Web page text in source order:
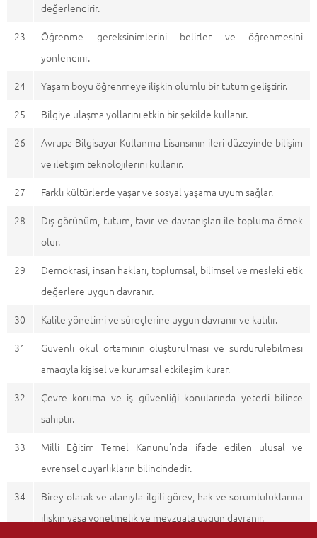
değerlendirir.
23
Öğrenme gereksinimlerini belirler ve öğrenmesini
yönlendirir.
24
Yaşam boyu öğrenmeye ilişkin olumlu bir tutum geliştirir.
25
Bilgiye ulaşma yollarını etkin bir şekilde kullanır.
26
Avrupa Bilgisayar Kullanma Lisansının ileri düzeyinde bilişim
ve iletişim teknolojilerini kullanır.
27
Farklı kültürlerde yaşar ve sosyal yaşama uyum sağlar.
28
Dış görünüm, tutum, tavır ve davranışları ile topluma örnek
olur.
29
Demokrasi, insan hakları, toplumsal, bilimsel ve mesleki etik
değerlere uygun davranır.
30
Kalite yönetimi ve süreçlerine uygun davranır ve katılır.
31
Güvenli okul ortamının oluşturulması ve sürdürülebilmesi
amacıyla kişisel ve kurumsal etkileşim kurar.
32
Çevre koruma ve iş güvenliği konularında yeterli bilince
sahiptir.
33
Milli Eğitim Temel Kanunu’nda ifade edilen ulusal ve
evrensel duyarlıkların bilincindedir.
34
Birey olarak ve alanıyla ilgili görev, hak ve sorumluluklarına
ilişkin yasa yönetmelik ve mevzuata uygun davranır.